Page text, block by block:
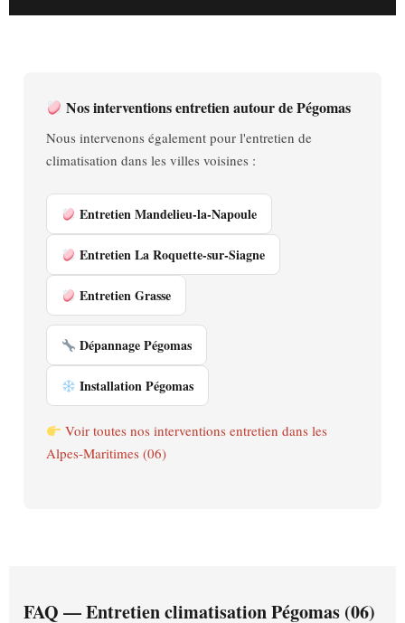
Nos interventions entretien autour de Pégomas
Nous intervenons également pour l'entretien de
climatisation dans les villes voisines :
Entretien Mandelieu-la-Napoule
Entretien La Roquette-sur-Siagne
Entretien Grasse
Dépannage Pégomas
Installation Pégomas
Voir toutes nos interventions entretien dans les
Alpes-Maritimes (06)
FAQ — Entretien climatisation Pégomas (06)